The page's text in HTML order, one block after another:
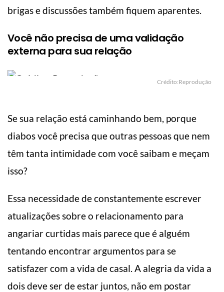
brigas e discussões também fiquem aparentes.
Você não precisa de uma validação
externa para sua relação
Crédito:Reprodução
Se sua relação está caminhando bem, porque
diabos você precisa que outras pessoas que nem
têm tanta intimidade com você saibam e meçam
isso?
Essa necessidade de constantemente escrever
atualizações sobre o relacionamento para
angariar curtidas mais parece que é alguém
tentando encontrar argumentos para se
satisfazer com a vida de casal. A alegria da vida a
dois deve ser de estar juntos, não em postar